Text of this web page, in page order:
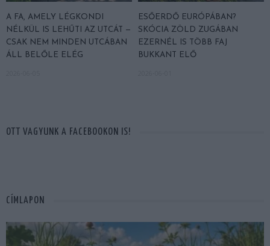
A FA, AMELY LÉGKONDI
NÉLKÜL IS LEHŰTI AZ UTCÁT —
CSAK NEM MINDEN UTCÁBAN
ÁLL BELŐLE ELÉG
ESŐERDŐ EURÓPÁBAN?
SKÓCIA ZÖLD ZUGÁBAN
EZERNÉL IS TÖBB FAJ
BUKKANT ELŐ
OTT VAGYUNK A FACEBOOKON IS!
CÍMLAPON